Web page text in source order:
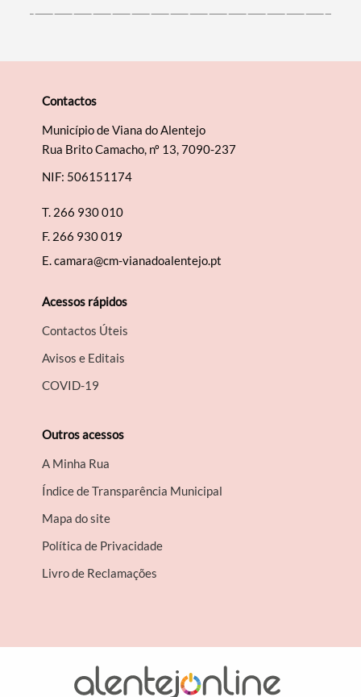
Contactos
Município de Viana do Alentejo
Rua Brito Camacho, nº 13, 7090-237
NIF: 506151174
T. 266 930 010
F. 266 930 019
E.camara@cm-vianadoalentejo.pt
Acessos rápidos
Contactos Úteis
Avisos e Editais
COVID-19
Outros acessos
A Minha Rua
Índice de Transparência Municipal
Mapa do site
Política de Privacidade
Livro de Reclamações